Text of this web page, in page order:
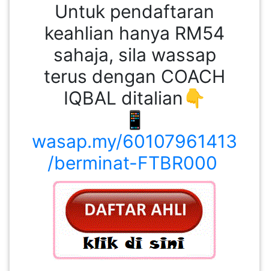
Untuk pendaftaran
keahlian hanya RM54
sahaja, sila wassap
terus dengan COACH
IQBAL ditalian👇
📱
wasap.my/60107961413
/berminat-FTBR000